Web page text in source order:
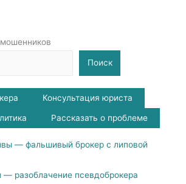
Поиск
Консультация юриста
Рассказать о проблеме
— фальшивый брокер с липовой
— разоблачение псевдоброкера